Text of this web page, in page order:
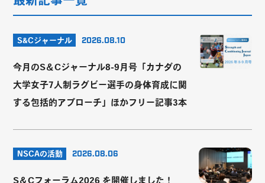
S&Cジャーナル 2026.08.10
今月のS＆Cジャーナル8-9月号「カナダの
大学女子7人制ラグビー選手の身体育成に関
する包括的アプローチ」ほかフリー記事3本
NSCAの活動 2026.08.06
S＆Cフォーラム2026 を開催しました！